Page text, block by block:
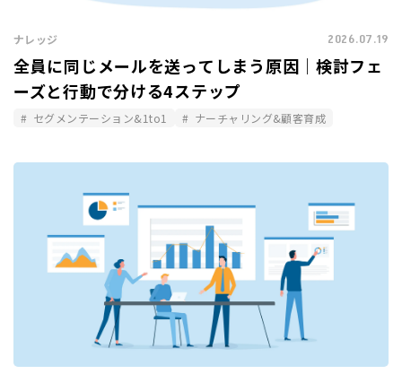
ナレッジ 2026.07.19
全員に同じメールを送ってしまう原因｜検討フェ
ーズと行動で分ける4ステップ
セグメンテーション&1to1 ナーチャリング&顧客育成